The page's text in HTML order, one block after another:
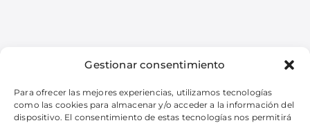
Gestionar consentimiento
Para ofrecer las mejores experiencias, utilizamos tecnologías
como las cookies para almacenar y/o acceder a la información del
dispositivo. El consentimiento de estas tecnologías nos permitirá